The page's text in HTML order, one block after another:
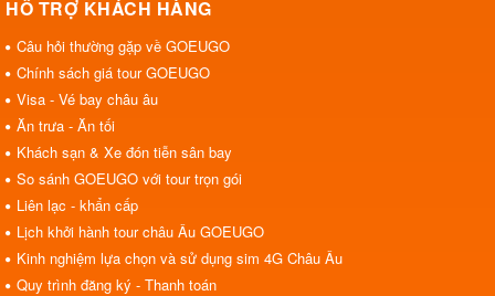
HỖ TRỢ KHÁCH HÀNG
Câu hỏi thường gặp về GOEUGO
Chính sách giá tour GOEUGO
Visa - Vé bay châu âu
Ăn trưa - Ăn tối
Khách sạn & Xe đón tiễn sân bay
So sánh GOEUGO với tour trọn gói
Liên lạc - khẩn cấp
Lịch khởi hành tour châu Âu GOEUGO
Kinh nghiệm lựa chọn và sử dụng sim 4G Châu Âu
Quy trình đăng ký - Thanh toán